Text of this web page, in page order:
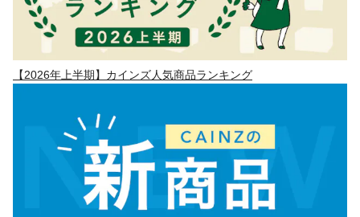
【2026年上半期】カインズ人気商品ランキング